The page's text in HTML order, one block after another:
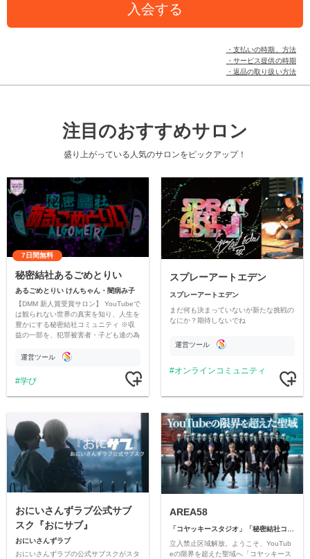
入会する
・支払いの時期、方法
・サービス提供の時期
・返品の取り扱い方法
注目のおすすめサロン
盛り上がっている人気のサロンをピックアップ！
7日間無料
秘密結社あるごめとりい
あるごめとりい けんちゃん・闇病み子
【DMM 新人賞受賞サロン】 YouTubeで
は観られない世界の真実を知り、人生を
豊かにする秘密結社コミュニティ ※収
益の一部を、犯罪被害者・子ども達の為
す運営ツール
学び
スプレーアートエデン
スプレーアートエデン
まだ何も決まっていないが新たな挑戦の
なにか？期待しないでね
運営ツール
オンラインコミュニティ
おにいさんずラブ公式サブ
スク『おにサブ』
おにいさんずラブ
おにいさんずラブの公式サブスクがスタ
AREA58
立入禁止区域解放。ようこそ、YouTub
eの限界を超えた聖域へ「コヤッキース